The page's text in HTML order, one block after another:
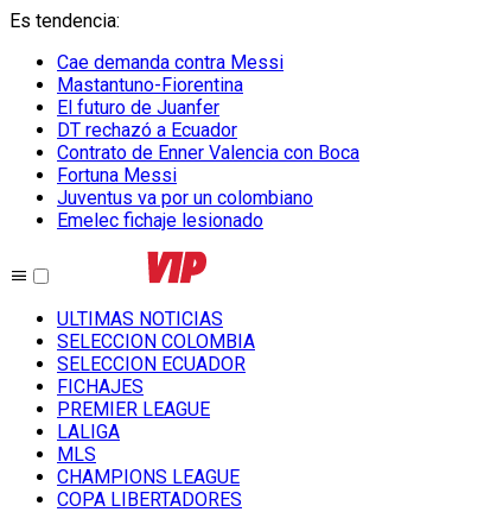
Es tendencia:
Cae demanda contra Messi
Mastantuno-Fiorentina
El futuro de Juanfer
DT rechazó a Ecuador
Contrato de Enner Valencia con Boca
Fortuna Messi
Juventus va por un colombiano
Emelec fichaje lesionado
ULTIMAS NOTICIAS
SELECCION COLOMBIA
SELECCION ECUADOR
FICHAJES
PREMIER LEAGUE
LALIGA
MLS
CHAMPIONS LEAGUE
COPA LIBERTADORES